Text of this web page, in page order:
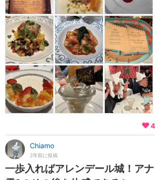
4
Chiamo
2年前に投稿
一歩入ればアレンデール城！アナ